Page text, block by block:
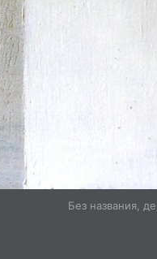
Без названия,